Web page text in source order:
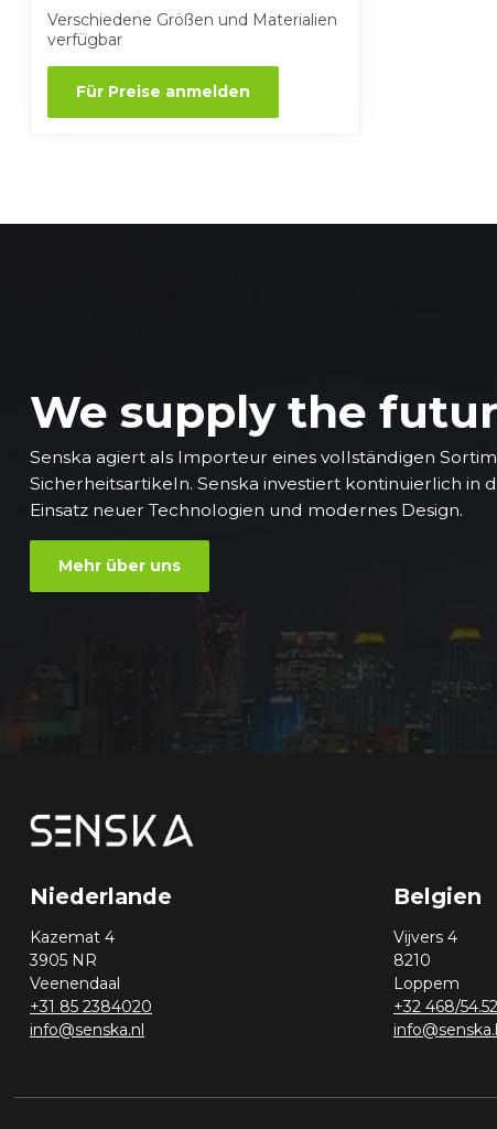
Verschiedene Größen und Materialien
verfügbar
Für Preise anmelden
We supply the
Senska agiert als Importeur eines vollständigen
Sicherheitsartikeln. Senska investiert kontinuierlich in
Einsatz neuer Technologien und modernes Design.
Mehr über uns
Niederlande
Kazemat 4
3905 NR
Veenendaal
+31 85 2384020
info@senska.nl
Belgien
Vijvers 4
8210
Loppem
+32 468/